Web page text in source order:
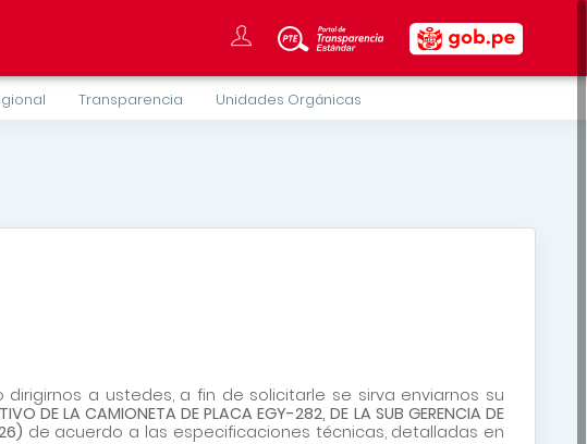
Transparencia Unidades Orgánicas
dirigirnos a ustedes, a fin de solicitarle se sirva enviarnos su
DE LA CAMIONETA DE PLACA EGY-282, DE LA SUB GERENCIA DE
de acuerdo a las especificaciones técnicas, detalladas en